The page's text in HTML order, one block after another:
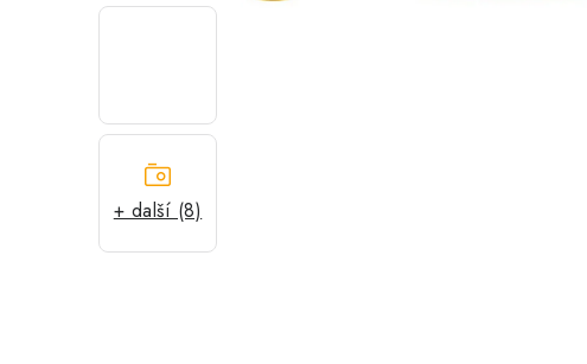
+ další (8)